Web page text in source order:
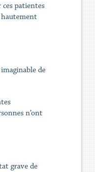
patientes
hautement
de
n’ont
grave de